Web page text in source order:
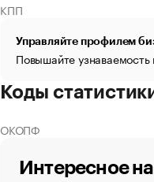
КПП
Управляйте профилем
Повышайте
Коды
ОКОПФ
Интересное